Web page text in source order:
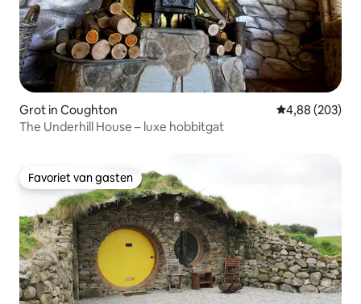
Grot in Coughton Gemiddelde
4,88 (203)
The Underhill House – luxe hobbitgat
Favoriet van gasten
Favoriet van gasten